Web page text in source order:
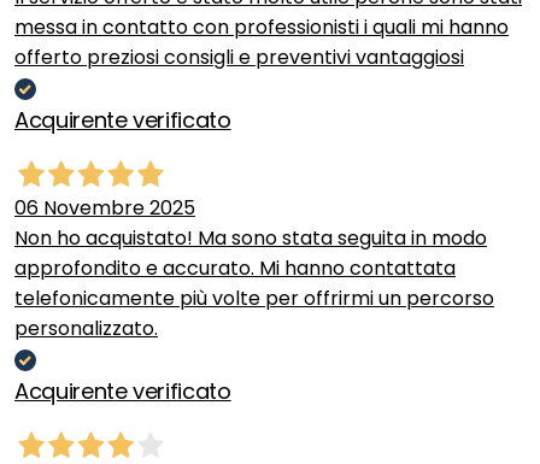
messa in contatto con professionisti i quali mi hanno
offerto preziosi consigli e preventivi vantaggiosi
Acquirente verificato
06 Novembre 2025
Non ho acquistato! Ma sono stata seguita in modo
approfondito e accurato. Mi hanno contattata
telefonicamente più volte per offrirmi un percorso
personalizzato.
Acquirente verificato